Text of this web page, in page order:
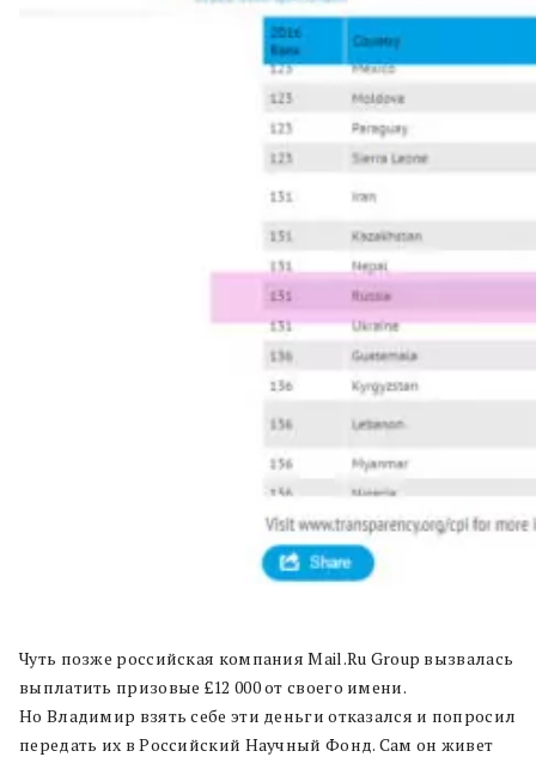
Чуть позже российская компания Mail.Ru Group вызвалась
выплатить призовые £12 000 от своего имени.
Но Владимир взять себе эти деньги отказался и попросил
передать их в Российский Научный Фонд. Сам он живет